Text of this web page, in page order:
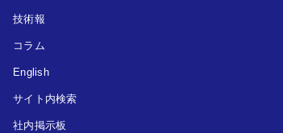
技術報
コラム
English
サイト内検索
社内掲示板